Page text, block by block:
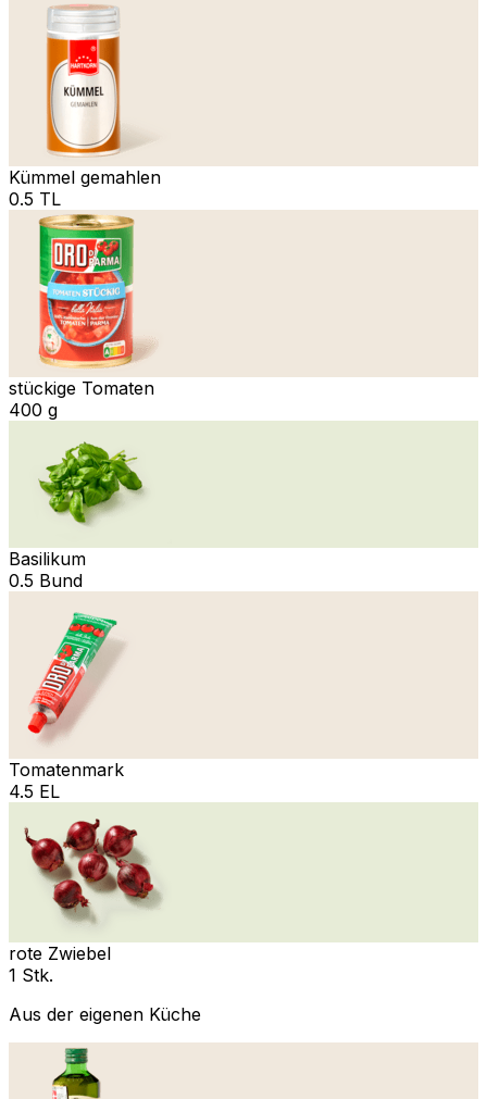
Kümmel gemahlen
0.5 TL
stückige Tomaten
400 g
Basilikum
0.5 Bund
Tomatenmark
4.5 EL
rote Zwiebel
1 Stk.
Aus der eigenen Küche